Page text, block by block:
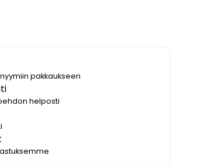
pakkaukseen
helposti